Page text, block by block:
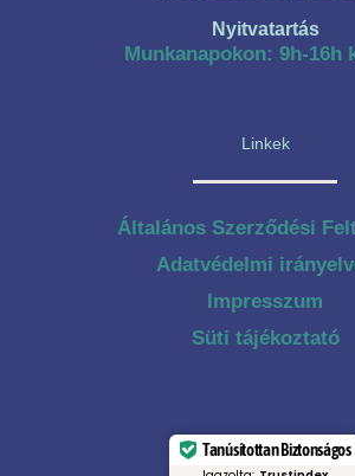
Nyitvatartás
Munkanapokon: 9h-16h
Linkek
Általános Szerződési
Adatvédelmi
Impresszum
Süti tájékoztató
Tanúsítottan Biztonságos